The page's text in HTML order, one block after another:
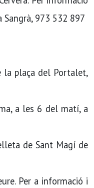
Sangrà, 973 532 897
la plaça del Portalet,
a les 6 del matí, a
de Sant Magí de
Per a informació i